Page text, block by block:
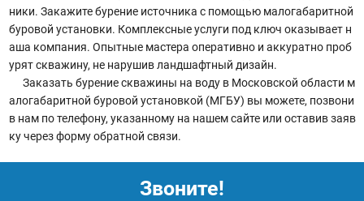
ники. Закажите бурение источника с помощью малогабаритной
буровой установки. Комплексные услуги под ключ оказывает н
аша компания. Опытные мастера оперативно и аккуратно проб
урят скважину, не нарушив ландшафтный дизайн.
Заказать бурение скважины на воду в Московской области м
алогабаритной буровой установкой (МГБУ) вы можете, позвони
в нам по телефону, указанному на нашем сайте или оставив заяв
ку через форму обратной связи.
Звоните!